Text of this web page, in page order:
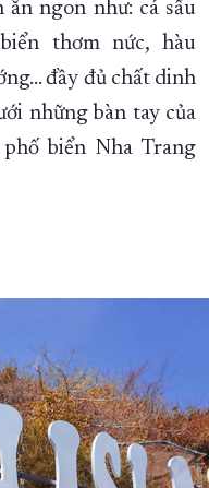
ngon như: cá sấu
thơm nức, hàu
đầy đủ chất dinh
những bàn tay của
biển Nha Trang